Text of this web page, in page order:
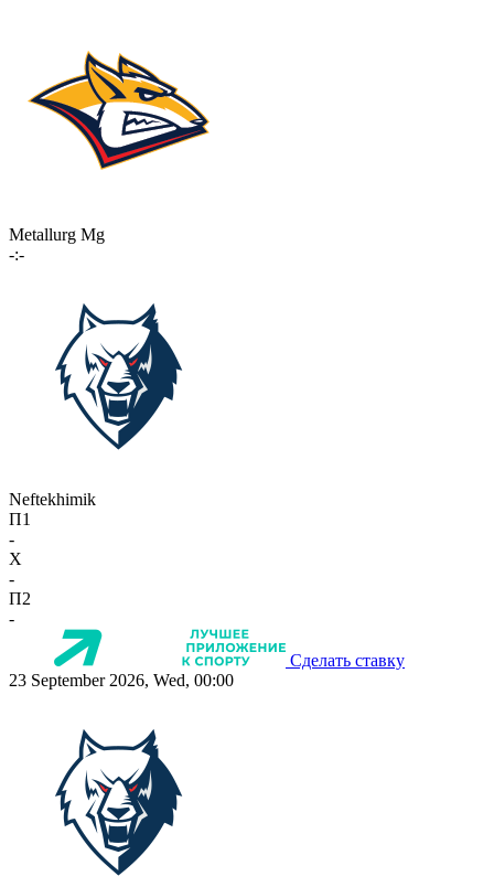
Metallurg Mg
-:-
Neftekhimik
П1
-
X
-
П2
-
Сделать ставку
23 September 2026, Wed, 00:00